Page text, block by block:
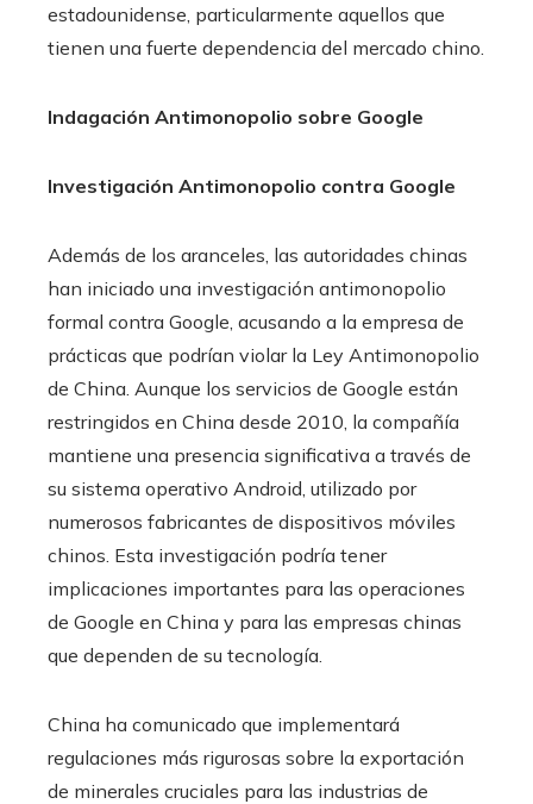
estadounidense, particularmente aquellos que
tienen una fuerte dependencia del mercado chino.
Indagación Antimonopolio sobre Google
Investigación Antimonopolio contra Google
Además de los aranceles, las autoridades chinas
han iniciado una investigación antimonopolio
formal contra Google, acusando a la empresa de
prácticas que podrían violar la Ley Antimonopolio
de China. Aunque los servicios de Google están
restringidos en China desde 2010, la compañía
mantiene una presencia significativa a través de
su sistema operativo Android, utilizado por
numerosos fabricantes de dispositivos móviles
chinos. Esta investigación podría tener
implicaciones importantes para las operaciones
de Google en China y para las empresas chinas
que dependen de su tecnología.
China ha comunicado que implementará
regulaciones más rigurosas sobre la exportación
de minerales cruciales para las industrias de